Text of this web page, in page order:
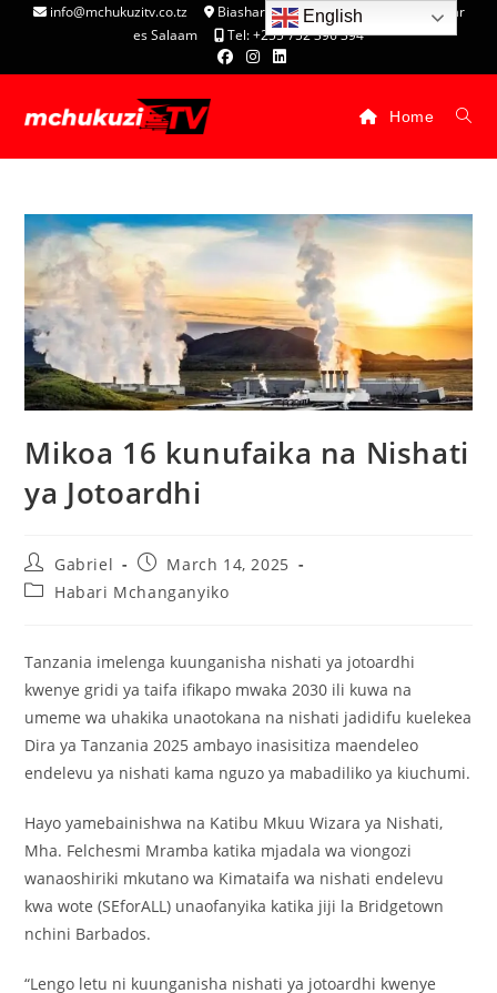
info@mchukuzitv.co.tz
Biashara Complex - P.O. Box 25074, Dar
es Salaam
Tel: +255 752 396 394
Home
Mikoa 16 kunufaika na Nishati
ya Jotoardhi
Gabriel
March 14, 2025
Habari Mchanganyiko
Tanzania imelenga kuunganisha nishati ya jotoardhi
kwenye gridi ya taifa ifikapo mwaka 2030 ili kuwa na
umeme wa uhakika unaotokana na nishati jadidifu kuelekea
Dira ya Tanzania 2025 ambayo inasisitiza maendeleo
endelevu ya nishati kama nguzo ya mabadiliko ya kiuchumi.
Hayo yamebainishwa na Katibu Mkuu Wizara ya Nishati,
Mha. Felchesmi Mramba katika mjadala wa viongozi
wanaoshiriki mkutano wa Kimataifa wa nishati endelevu
kwa wote (SEforALL) unaofanyika katika jiji la Bridgetown
nchini Barbados.
“Lengo letu ni kuunganisha nishati ya jotoardhi kwenye
English